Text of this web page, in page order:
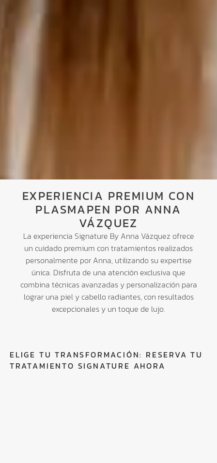
EXPERIENCIA PREMIUM CON
PLASMAPEN POR ANNA
VÁZQUEZ
La experiencia Signature By Anna Vázquez ofrece
un cuidado premium con tratamientos realizados
personalmente por Anna, utilizando su expertise
única. Disfruta de una atención exclusiva que
combina técnicas avanzadas y personalización para
lograr una piel y cabello radiantes, con resultados
excepcionales y un toque de lujo.
ELIGE TU TRANSFORMACIÓN: RESERVA TU
TRATAMIENTO SIGNATURE AHORA